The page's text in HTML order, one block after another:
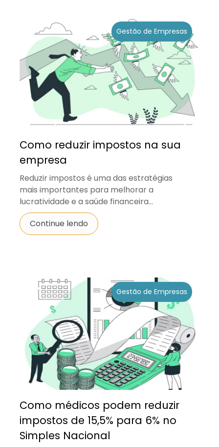
Gestão de Empresas
Como reduzir impostos na sua
empresa
Reduzir impostos é uma das estratégias
mais importantes para melhorar a
lucratividade e a saúde financeira...
Continue lendo
Gestão de Empresas
Como médicos podem reduzir
impostos de 15,5% para 6% no
Simples Nacional